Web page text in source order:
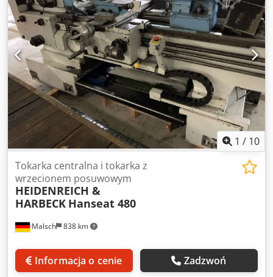
kłami: 1000 mm Przelot wrzeciona: 55 mm Zakres obrotów
wrzeciona: 20–900 obr./min, moc silnika 6,5 kW Djdpfx
Aexziuwoczekr Maszyna w dobrym stanie, dostępna
dokumentacja elektryczna. Wymiary: długość 3 m,
głębokość 1,2 m, wysokość 1,3 m, masa ok. 1800 kg.
1 / 10
Malsch 838 km
Tokarka centralna i tokarka z
wrzecionem posuwowym
HEIDENREICH &
HARBECK Hanseat 480
Informacja o cenie Zadzwoń